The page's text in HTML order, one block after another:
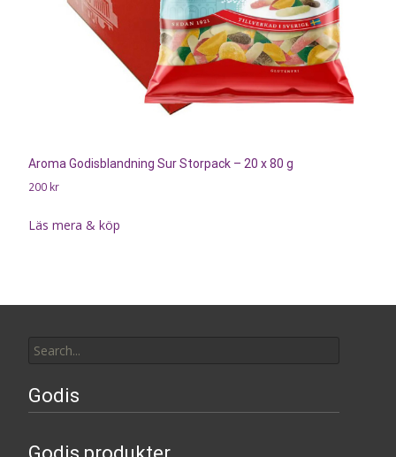
Aroma Godisblandning Sur Storpack – 20 x 80 g
200 kr
Läs mera & köp
for:
Godis